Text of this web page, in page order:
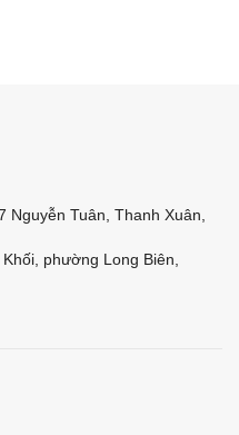
Nguyễn Tuân, Thanh Xuân,
phường Long Biên,